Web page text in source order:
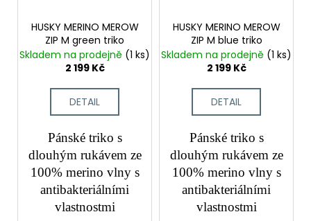
HUSKY MERINO MEROW
ZIP M green triko
Skladem na prodejně (1 ks)
2 199 Kč
DETAIL
Pánské triko s
dlouhým rukávem ze
100% merino vlny s
antibakteriálními
vlastnostmi
HUSKY MERINO MEROW
ZIP M blue triko
Skladem na prodejně (1 ks)
2 199 Kč
DETAIL
Pánské triko s
dlouhým rukávem ze
100% merino vlny s
antibakteriálními
vlastnostmi